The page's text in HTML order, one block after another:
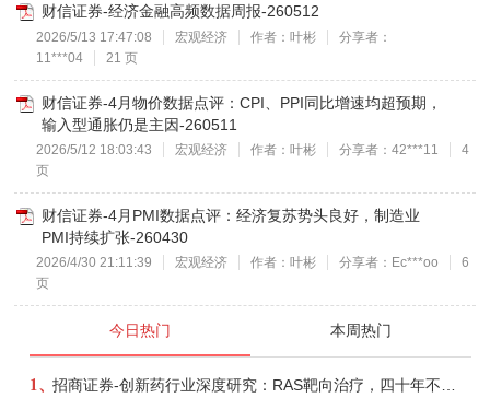
财信证券-经济金融高频数据周报-260512
2026/5/13 17:47:08 宏观经济 作者：叶彬
分享者：
11***04
21 页
财信证券-4月物价数据点评：CPI、PPI同比增速均超预期，
输入型通胀仍是主因-260511
2026/5/12 18:03:43 宏观经济 作者：叶彬 分享者：42***11
4
页
财信证券-4月PMI数据点评：经济复苏势头良好，制造业
PMI持续扩张-260430
2026/4/30 21:11:39 宏观经济 作者：叶彬 分享者：Ec***oo
6
页
今日热门 本周热门
1、